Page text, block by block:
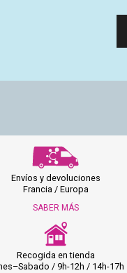
Envíos y devoluciones
Francia / Europa
SABER MÁS
Recogida en tienda
/ 9h-12h / 14h-17h